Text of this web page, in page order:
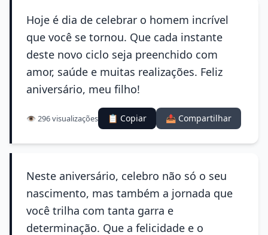
Hoje é dia de celebrar o homem incrível
que você se tornou. Que cada instante
deste novo ciclo seja preenchido com
amor, saúde e muitas realizações. Feliz
aniversário, meu filho!
👁️ 296 visualizações 📋 Copiar 📤 Compartilhar
Neste aniversário, celebro não só o seu
nascimento, mas também a jornada que
você trilha com tanta garra e
determinação. Que a felicidade e o